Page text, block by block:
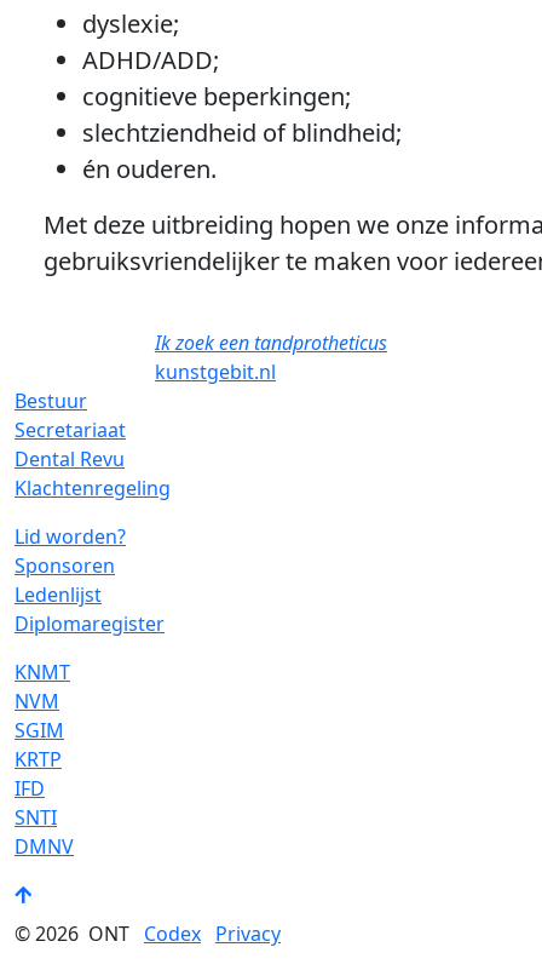
dyslexie;
ADHD/ADD;
cognitieve beperkingen;
slechtziendheid of blindheid;
én ouderen.
Met deze uitbreiding hopen we onze
gebruiksvriendelijker te maken voor
Ik zoek een tandprotheticus
kunstgebit.nl
Bestuur
Secretariaat
Dental Revu
Klachtenregeling
Lid worden?
Sponsoren
Ledenlijst
Diplomaregister
KNMT
NVM
SGIM
KRTP
IFD
SNTI
DMNV
© 2026 ONT Codex Privacy